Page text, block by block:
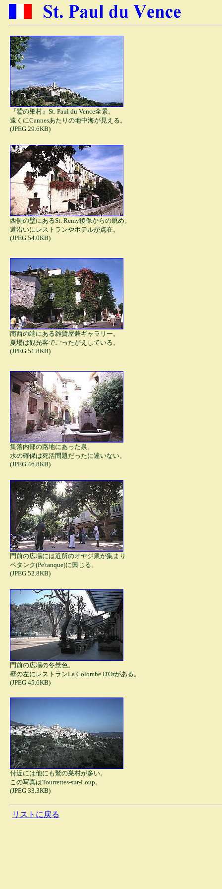
『鷲の巣村』St. Paul du Vence全景。
遠くにCannesあたりの地中海が見える。
(JPEG 29.6KB)
西側の壁にあるSt. Remy稜保からの眺め。
道沿いにレストランやホテルが点在。
(JPEG 54.0KB)
南西の端にある雑貨屋兼ギャラリー。
夏場は観光客でごったがえしている。
(JPEG 51.8KB)
集落内部の路地にあった泉。
水の確保は死活問題だったに違いない。
(JPEG 46.8KB)
門前の広場には近所のオヤジ衆が集まり
ペタンク(Pe'tanque)に興じる。
(JPEG 52.8KB)
門前の広場の冬景色。
壁の左にレストランLa Colombe D'Orがある。
(JPEG 45.6KB)
付近には他にも鷲の巣村が多い。
この写真はTourrettes-sur-Loup。
(JPEG 33.3KB)
リストに戻る